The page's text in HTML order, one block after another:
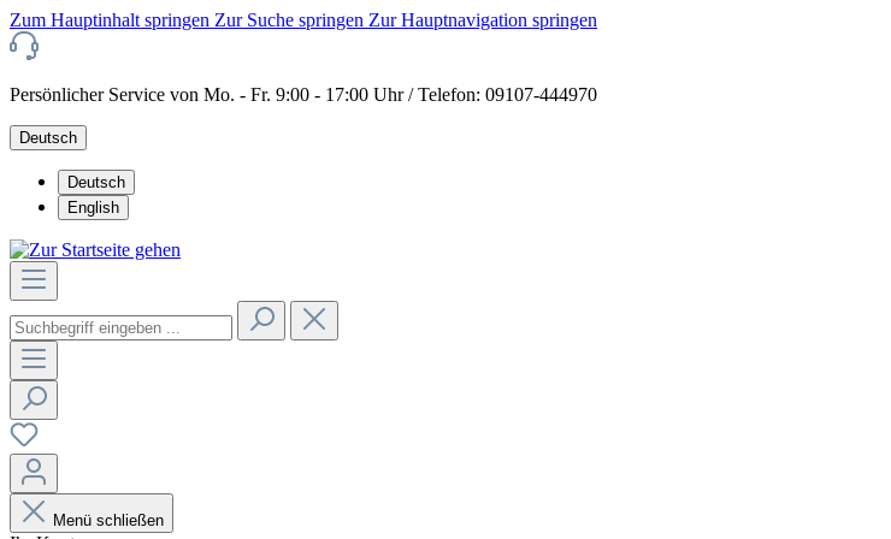
Zum Hauptinhalt springen Zur Suche springen Zur Hauptnavigation springen
Persönlicher Service von Mo. - Fr. 9:00 - 17:00 Uhr / Telefon: 09107-444970
Deutsch
Deutsch
English
Menü schließen